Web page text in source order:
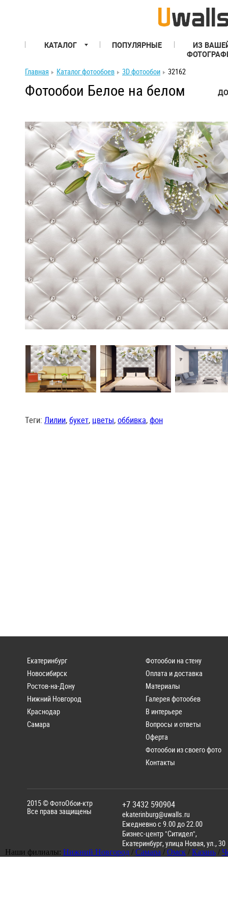
КАТАЛОГ ПОПУЛЯРНЫЕ
ИЗ
Главная
Каталог фотообоев 3D фотообои 32162
Фотообои Белое на белом
Теги: Лилии,букет, цветы,оббивка,фон
Екатеринбург
Новосибирск
Ростов-на-Дону
Нижний Новгород
Краснодар
Самара
Фотообои на стену
Оплата и доставка
Материалы
Галерея фотообев
В интерьере
Вопросы и ответы
Оферта
Фотообои из своего фото
Контакты
2015 ©ФотоОбои-ктр
Все права защищены
+7 3432 590904
ekaterinburg@uwalls.ru
Ежедневно с 9.00 до 22.00
Бизнес-центр "Ситидел",
Екатеринбург,улица Новая, ул., 30
Наши филиалы: Нижний Новгород / Самара / Омск / Казань /